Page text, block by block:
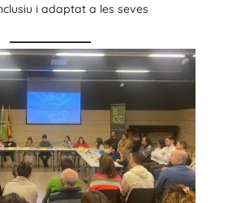
i adaptat a les seves